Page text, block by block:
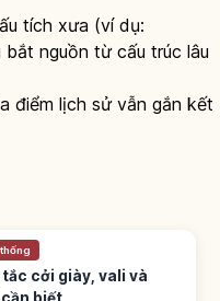
tích xưa (ví dụ:
nguồn từ cấu trúc lâu
điểm lịch sử vẫn gắn kết
cởi giày, vali và